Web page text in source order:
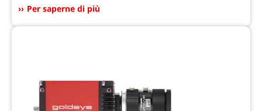
Per saperne di più